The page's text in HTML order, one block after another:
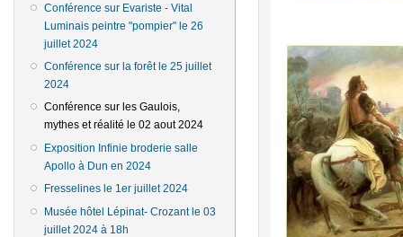
Conférence sur Evariste - Vital
Luminais peintre "pompier" le 26
juillet 2024
Conférence sur la forêt le 25 juillet
2024
Conférence sur les Gaulois,
mythes et réalité le 02 aout 2024
Exposition Infinie broderie salle
Apollo à Dun en 2024
Fresselines le 1er juillet 2024
Musée hôtel Lépinat- Crozant le 03
juillet 2024 à 18h